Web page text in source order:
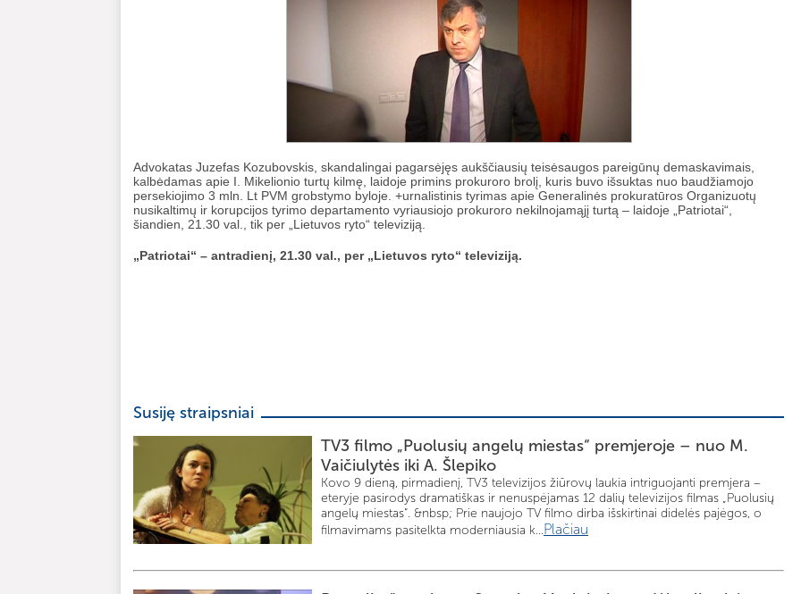
Advokatas Juzefas Kozubovskis, skandalingai pagarsėjęs aukščiausių teisėsaugos pareigūnų demaskavimais,
kalbėdamas apie I. Mikelionio turtų kilmę, laidoje primins prokuroro brolį, kuris buvo išsuktas nuo baudžiamojo
persekiojimo 3 mln. Lt PVM grobstymo byloje. +urnalistinis tyrimas apie Generalinės prokuratūros Organizuotų
nusikaltimų ir korupcijos tyrimo departamento vyriausiojo prokuroro nekilnojamąjį turtą – laidoje „Patriotai“,
šiandien, 21.30 val., tik per „Lietuvos ryto“ televiziją.
„Patriotai“ – antradienį, 21.30 val., per „Lietuvos ryto“ televiziją.
Susiję straipsniai
TV3 filmo „Puolusių angelų miestas“ premjeroje – nuo M.
Vaičiulytės iki A. Šlepiko
Kovo 9 dieną, pirmadienį, TV3 televizijos žiūrovų laukia intriguojanti premjera –
eteryje pasirodys dramatiškas ir nenuspėjamas 12 dalių televizijos filmas „Puolusių
angelų miestas“. &nbsp; Prie naujojo TV filmo dirba išskirtinai didelės pajėgos, o
filmavimams pasitelkta moderniausia k...Plačiau